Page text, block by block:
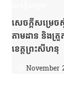
សេចក្ដីសម្រេចស្
តាមដាន និងត្
ខេត្តព្រះសីហនុ
November